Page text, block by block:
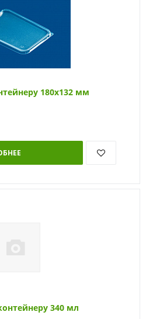
180х132 мм
340 мл